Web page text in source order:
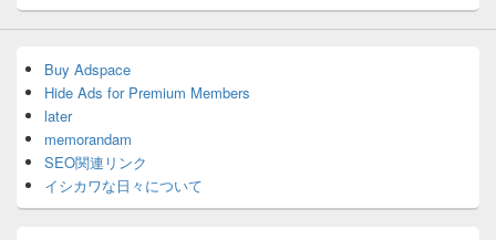
Buy Adspace
Hide Ads for Premium Members
later
memorandam
SEO関連リンク
イシカワな日々について